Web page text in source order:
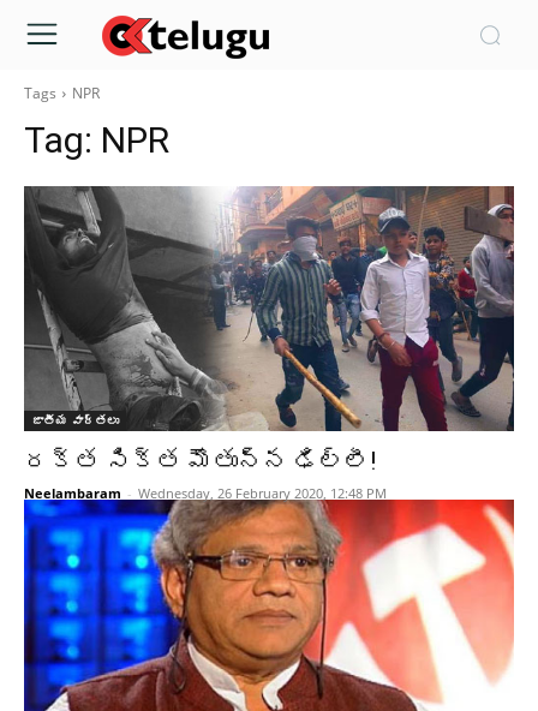
Tags NPR
Tag: NPR
జాతీయ వార్తలు
రక్త సిక్త మౌతున్న ఢిల్లీ!
Neelambaram - Wednesday, 26 February 2020, 12:48 PM